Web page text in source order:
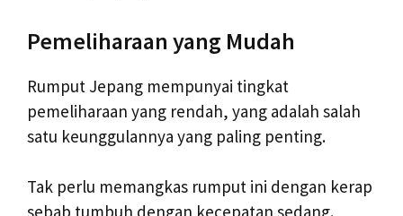
Pemeliharaan yang Mudah
Rumput Jepang mempunyai tingkat
pemeliharaan yang rendah, yang adalah salah
satu keunggulannya yang paling penting.
Tak perlu memangkas rumput ini dengan kerap
sebab tumbuh dengan kecepatan sedang.